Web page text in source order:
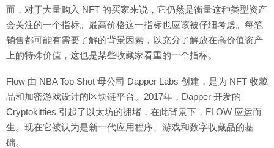
而，对于大量购入 NFT 的买家来说，它仍然是衡量这种类型资产
会关注的一个指标。最高价格这一指标也应该被仔细考虑。每笔
销售都可能有需要了解的背景因素，以充分了解放在高价值资产
上的特殊价值，这也是某些收藏家看重的一个指标。
Flow 由 NBA Top Shot 母公司 Dapper Labs 创建，是为 NFT 收藏
品和加密游戏设计的区块链平台。2017年，Dapper 开发的
Cryptokitties 引起了以太坊的拥堵，在此背景下，FLOW 应运而
生。现在它被认为是新一代应用程序、游戏和数字收藏品的基
础。